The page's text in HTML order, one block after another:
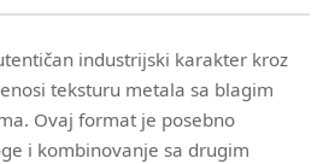
industrijski karakter kroz
teksturu metala sa blagim
Ovaj format je posebno
i kombinovanje sa drugim